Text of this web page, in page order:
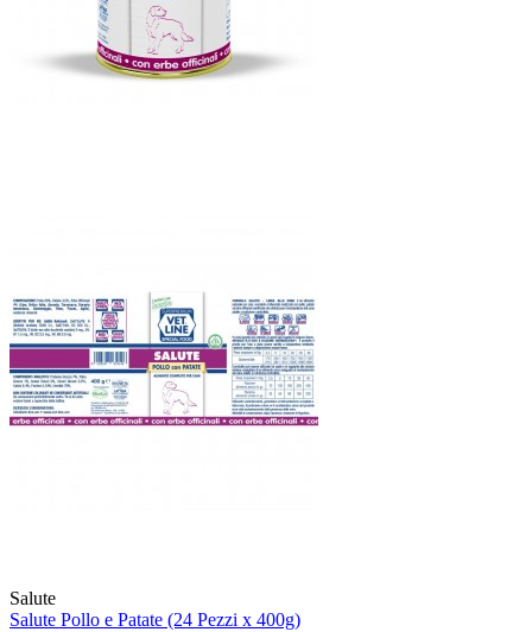
Salute
Salute Pollo e Patate (24 Pezzi x 400g)